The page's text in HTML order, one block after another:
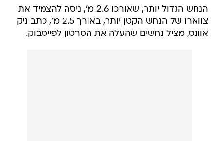
הנחש הגדול יותר, שאורכו 2.6 מ', ניסה להצמיד את
צווארו של הנחש הקטן יותר, באורך 2.5 מ', כתב ניק
אוונס, מציל נחשים שהעלה את הסרטון לפייסבוק.